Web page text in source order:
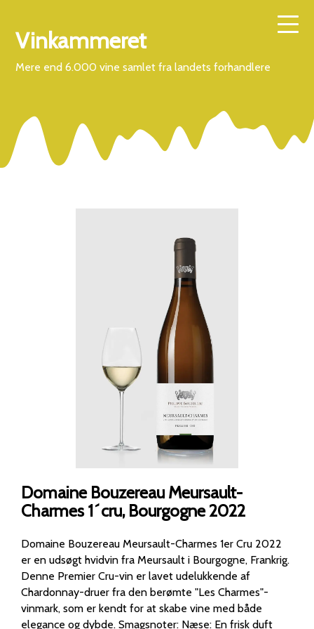
Vinkammeret
Mere end 6.000 vine samlet fra landets forhandlere
Domaine Bouzereau Meursault-
Charmes 1´cru, Bourgogne 2022
Domaine Bouzereau Meursault-Charmes 1er Cru 2022
er en udsøgt hvidvin fra Meursault i Bourgogne, Frankrig.
Denne Premier Cru-vin er lavet udelukkende af
Chardonnay-druer fra den berømte "Les Charmes"-
vinmark, som er kendt for at skabe vine med både
elegance og dybde. Smagsnoter: Næse: En frisk duft